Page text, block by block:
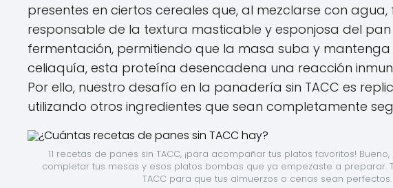
presentes en ciertos cereales que, al mezclarse con
responsable de la textura masticable y esponjosa del
fermentación, permitiendo que la masa suba y
celiaquía, esta proteína desencadena una reacción
Por ello, nuestro desafío en la panadería sin TACC es
utilizando otros ingredientes que sean completamente
11 recetas de panes sin TACC, ¡para acompañar tus platos favoritos!
completar tus mesas y esos platos bombas que ya empezaste a preparar.
TACC para que tus almuerzos o cenas sean